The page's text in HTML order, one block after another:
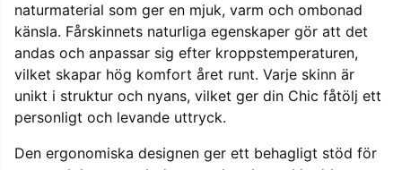
naturmaterial som ger en mjuk, varm och ombonad
känsla. Fårskinnets naturliga egenskaper gör att det
andas och anpassar sig efter kroppstemperaturen,
vilket skapar hög komfort året runt. Varje skinn är
unikt i struktur och nyans, vilket ger din Chic fåtölj ett
personligt och levande uttryck.
Den ergonomiska designen ger ett behagligt stöd för